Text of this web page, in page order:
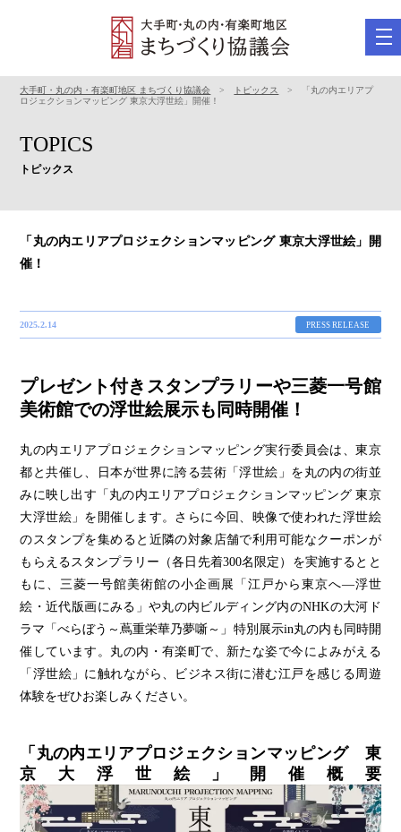
大手町・丸の内・有楽町地区 まちづくり協議会 > トピックス
> 「丸の内エリアプ
ロジェクションマッピング 東京大浮世絵」開催！
TOPICS
トピックス
「丸の内エリアプロジェクションマッピング 東京大浮世絵」開
催！
PRESS RELEASE
2025.2.14
プレゼント付きスタンプラリーや三菱一号館
美術館での浮世絵展示も同時開催！
丸の内エリアプロジェクションマッピング実行委員会は、東京
都と共催し、日本が世界に誇る芸術「浮世絵」を丸の内の街並
みに映し出す「丸の内エリアプロジェクションマッピング 東京
大浮世絵」を開催します。さらに今回、映像で使われた浮世絵
のスタンプを集めると近隣の対象店舗で利用可能なクーポンが
もらえるスタンプラリー（各日先着300名限定）を実施するとと
もに、三菱一号館美術館の小企画展「江戸から東京へ―浮世
絵・近代版画にみる」や丸の内ビルディング内のNHKの大河ド
ラマ「べらぼう～蔦重栄華乃夢噺～」特別展示in丸の内も同時開
催しています。丸の内・有楽町で、新たな姿で今によみがえる
「浮世絵」に触れながら、ビジネス街に潜む江戸を感じる周遊
体験をぜひお楽しみください。
「丸の内エリアプロジェクションマッピング 東
京大浮世絵」開催概要